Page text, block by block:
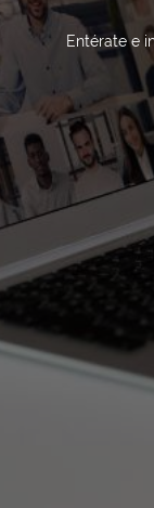
Entérate e